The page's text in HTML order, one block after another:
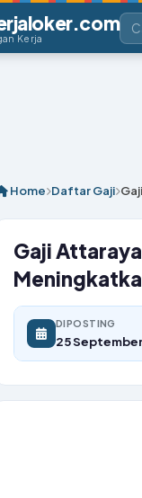
Kerja
Home Daftar Gaji
Gaji
DIPOSTING
25